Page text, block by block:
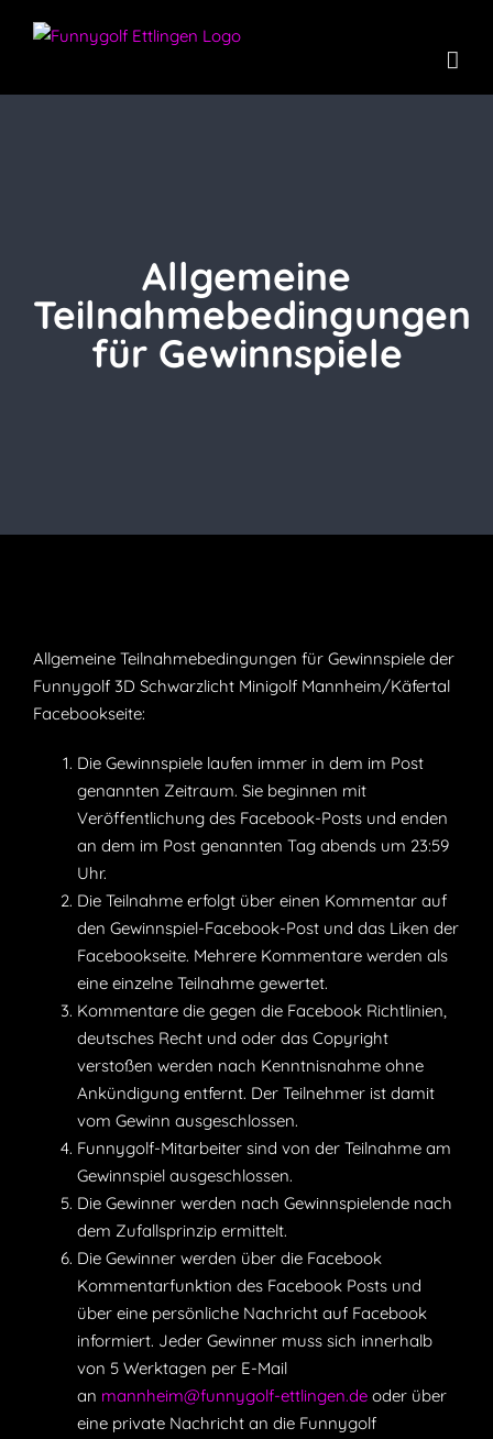
Inhalt
Allgemeine
Teilnahmebedingungen
für Gewinnspiele
Allgemeine Teilnahmebedingungen für Gewinnspiele der
Funnygolf 3D Schwarzlicht Minigolf Mannheim/Käfertal
Facebookseite:
Die Gewinnspiele laufen immer in dem im Post
genannten Zeitraum. Sie beginnen mit
Veröffentlichung des Facebook-Posts und enden
an dem im Post genannten Tag abends um 23:59
Uhr.
Die Teilnahme erfolgt über einen Kommentar auf
den Gewinnspiel-Facebook-Post und das Liken der
Facebookseite. Mehrere Kommentare werden als
eine einzelne Teilnahme gewertet.
Kommentare die gegen die Facebook Richtlinien,
deutsches Recht und oder das Copyright
verstoßen werden nach Kenntnisnahme ohne
Ankündigung entfernt. Der Teilnehmer ist damit
vom Gewinn ausgeschlossen.
Funnygolf-Mitarbeiter sind von der Teilnahme am
Gewinnspiel ausgeschlossen.
Die Gewinner werden nach Gewinnspielende nach
dem Zufallsprinzip ermittelt.
Die Gewinner werden über die Facebook
Kommentarfunktion des Facebook Posts und
über eine persönliche Nachricht auf Facebook
informiert. Jeder Gewinner muss sich innerhalb
von 5 Werktagen per E-Mail
an mannheim@funnygolf-ettlingen.de oder über
eine private Nachricht an die Funnygolf